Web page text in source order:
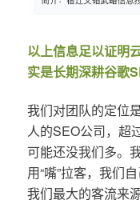
以上信息足以证明
实是长期深耕谷歌
我们对团队的定位
人的SEO公司，超
可能还没我们多。
用“嘴”拉客，我们
我们最大的客流来